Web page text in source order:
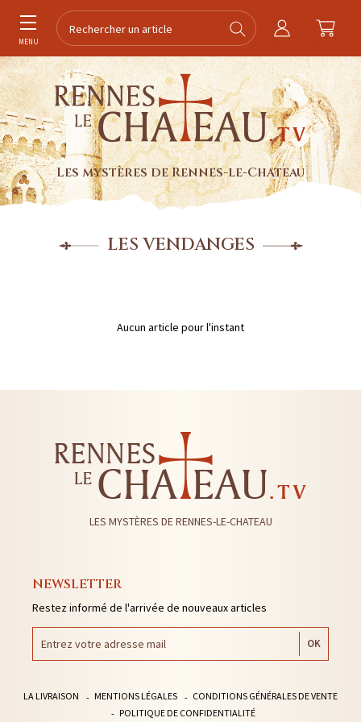
MENU
Les mystères de Rennes-le-Chateau
LES VENDANGES
Aucun article pour l'instant
LES MYSTÈRES DE RENNES-LE-CHATEAU
NEWSLETTER
Restez informé de l'arrivée de nouveaux articles
LA LIVRAISON MENTIONS LÉGALES
CONDITIONS GÉNÉRALES DE VENTE
POLITIQUE DE CONFIDENTIALITÉ